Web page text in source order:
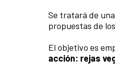
Se tratará de una
propuestas de
El objetivo es
acción: rejas